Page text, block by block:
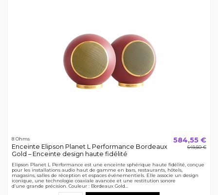
8 Ohms
Enceinte Elipson Planet L Performance Bordeaux
Gold – Enceinte design haute fidélité
584,55 €
649,50 €
Elipson Planet L Performance est une enceinte sphérique haute fidélité, conçue
pour les installations audio haut de gamme en bars, restaurants, hôtels,
magasins, salles de réception et espaces événementiels. Elle associe un design
iconique, une technologie coaxiale avancée et une restitution sonore
d’une grande précision. Couleur : Bordeaux Gold...